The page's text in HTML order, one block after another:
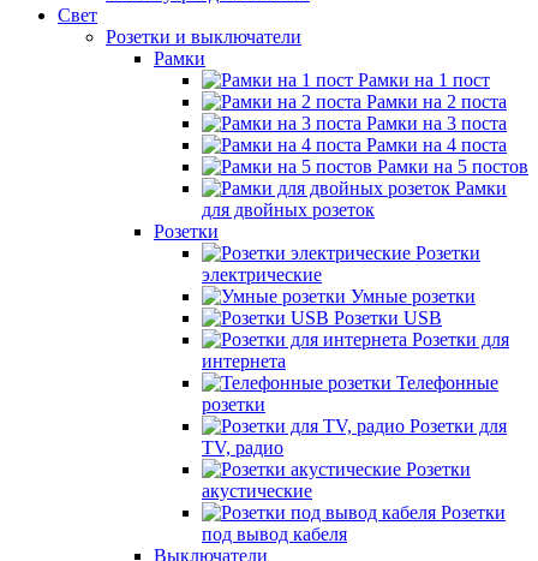
Свет
Розетки и выключатели
Рамки
Рамки на 1 пост
Рамки на 2 поста
Рамки на 3 поста
Рамки на 4 поста
Рамки на 5 постов
Рамки
для двойных розеток
Розетки
Розетки
электрические
Умные розетки
Розетки USB
Розетки для
интернета
Телефонные
розетки
Розетки для
TV, радио
Розетки
акустические
Розетки
под вывод кабеля
Выключатели